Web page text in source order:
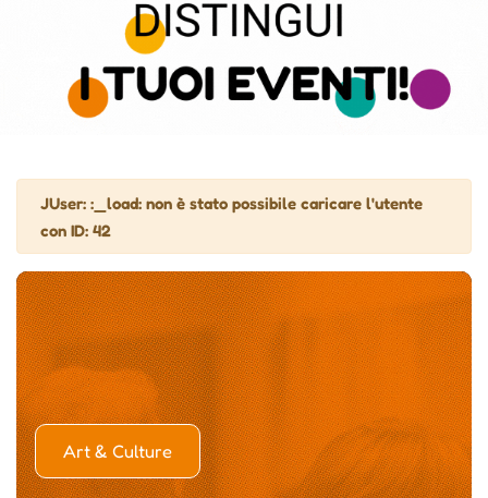
Attenzione
JUser: :_load: non è stato possibile caricare l'utente
con ID: 42
Art & Culture